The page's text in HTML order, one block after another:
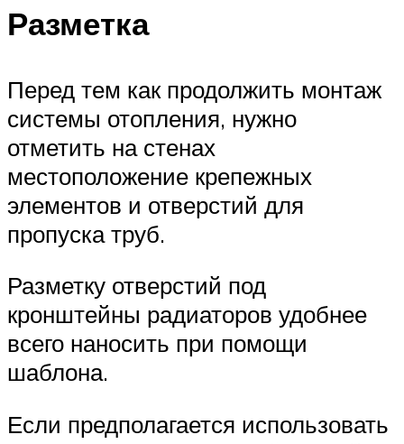
Разметка
Перед тем как продолжить монтаж
системы отопления, нужно
отметить на стенах
местоположение крепежных
элементов и отверстий для
пропуска труб.
Разметку отверстий под
кронштейны радиаторов удобнее
всего наносить при помощи
шаблона.
Если предполагается использовать